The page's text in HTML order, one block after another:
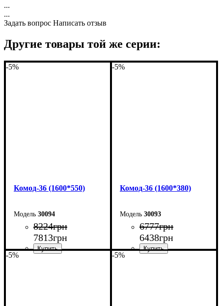
...
...
Задать вопрос Написать отзыв
Другие товары той же серии:
-5%
Комод-36 (1600*550)
30094
8224грн
7813грн
-5%
Комод-36 (1600*380)
30093
6777грн
6438грн
-5% -5%